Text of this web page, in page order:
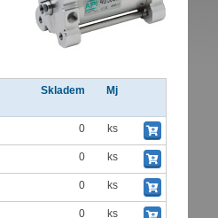
Skladem Mj
0 ks
0 ks
0 ks
0 ks